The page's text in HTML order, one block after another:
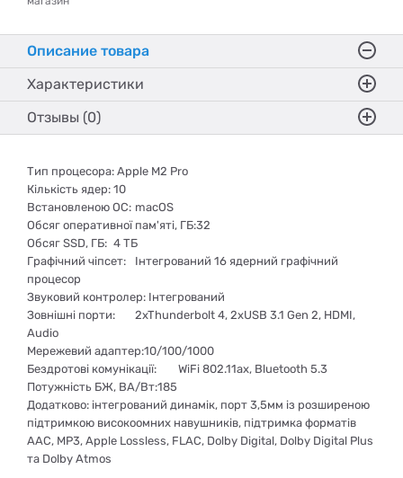
Описание товара
Характеристики
Отзывы (0)
Тип процесора: Apple M2 Pro
Кількість ядер: 10
Встановленою ОС: macOS
Обсяг оперативної пам'яті, ГБ:32
Обсяг SSD, ГБ: 4 ТБ
Графічний чіпсет:
Інтегрований 16 ядерний графічний
процесор
Звуковий контролер: Інтегрований
Зовнішні порти:
2xThunderbolt 4, 2xUSB 3.1 Gen 2, HDMI,
Audio
Мережевий адаптер:10/100/1000
Бездротові комунікації:
WiFi 802.11aх, Bluetooth 5.3
Потужність БЖ, ВА/Вт:185
Додатково: інтегрований динамік, порт 3,5мм із розширеною
підтримкою високоомних навушників, підтримка форматів
AAC, MP3, Apple Lossless, FLAC, Dolby Digital, Dolby Digital Plus
та Dolby Atmos